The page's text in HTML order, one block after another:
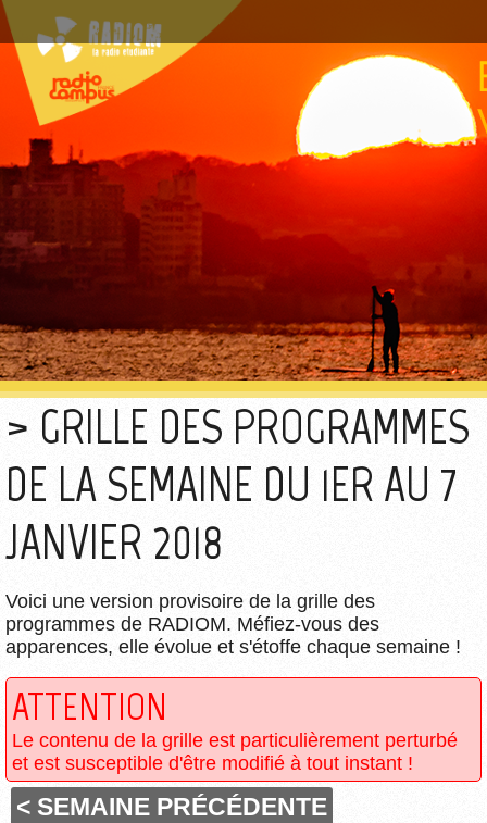
GRILLE DES PROGRAMMES
DE LA SEMAINE DU 1ER AU 7
JANVIER 2018
Voici une version provisoire de la grille des
programmes de RADIOM. Méfiez-vous des
apparences, elle évolue et s'étoffe chaque semaine !
ATTENTION
Le contenu de la grille est particulièrement perturbé
et est susceptible d'être modifié à tout instant !
< SEMAINE PRÉCÉDENTE